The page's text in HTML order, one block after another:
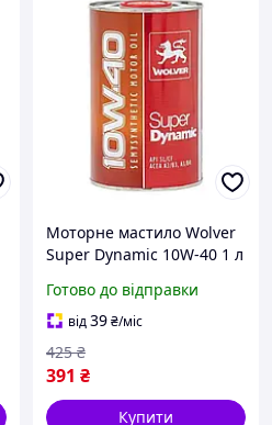
Моторне мастило Wolver
Super Dynamic 10W-40 1 л
Готово до відправки
від39₴/міс
391 ₴
425 ₴
Купити